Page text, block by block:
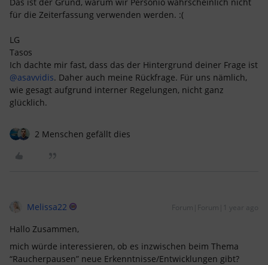
für die Zeiterfassung verwenden werden. :(
LG
Tasos
Ich dachte mir fast, dass das der Hintergrund deiner Frage ist
@asavvidis. Daher auch meine Rückfrage. Für uns nämlich,
wie gesagt aufgrund interner Regelungen, nicht ganz
glücklich.
2 Menschen gefällt dies
Melissa22 Forum|Forum|1 year ago
Hallo Zusammen,
mich würde interessieren, ob es inzwischen beim Thema
“Raucherpausen” neue Erkenntnisse/Entwicklungen gibt?